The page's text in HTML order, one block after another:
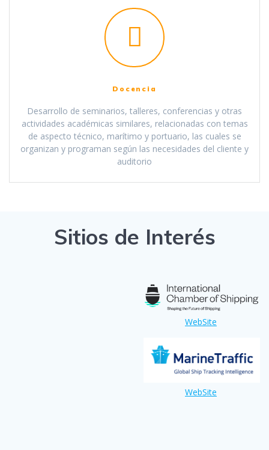
Docencia
Desarrollo de seminarios, talleres, conferencias y otras
actividades académicas similares, relacionadas con temas
de aspecto técnico, marítimo y portuario, las cuales se
organizan y programan según las necesidades del cliente y
auditorio
Sitios de Interés
WebSite
WebSite